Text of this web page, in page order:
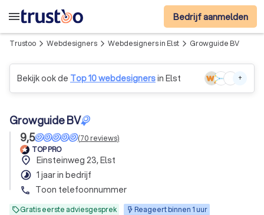
menu Bedrijf aanmelden
Trustoo arrow_forward_ios Webdesigners arrow_forward_ios Webdesigners in Elst arrow_forward_ios Growguide BV
Bekijk ook de Top 10 webdesignersin Elst +
Growguide BV
9,5
(70reviews)
TOP PRO
place Einsteinweg 23, Elst
timelapse 1 jaar in bedrijf
phone Toon telefoonnummer
Gratis eerste adviesgesprek Reageert binnen 1 uur